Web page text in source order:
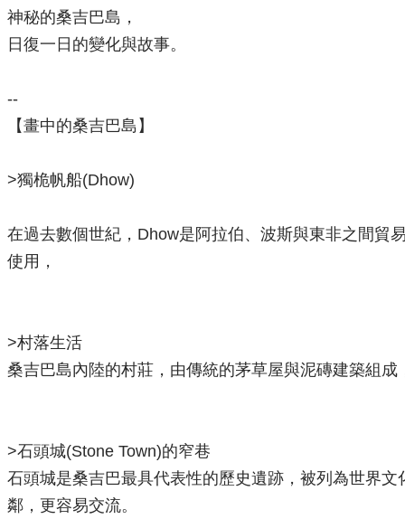
神秘的桑吉巴島，
日復一日的變化與故事。
--
【畫中的桑吉巴島】
>獨桅帆船(Dhow)
在過去數個世紀，Dhow是阿拉伯、波斯與東非之間貿
使用，
>村落生活
桑吉巴島內陸的村莊，由傳統的茅草屋與泥磚建築組成
>石頭城(Stone Town)的窄巷
石頭城是桑吉巴最具代表性的歷史遺跡，被列為世界
鄰，更容易交流。